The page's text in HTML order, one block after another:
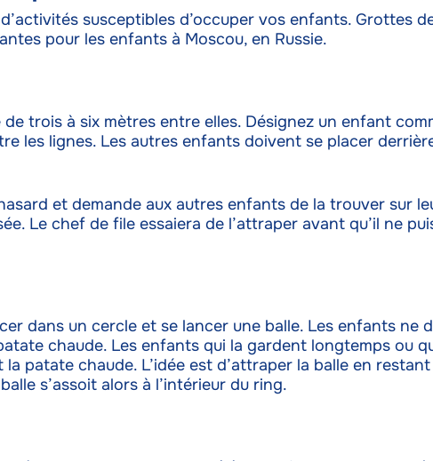
susceptibles d’occuper vos enfants. Grottes
pour les enfants à Moscou, en Russie.
trois à six mètres entre elles. Désignez un enfant
les lignes. Les autres enfants doivent se placer
et demande aux autres enfants de la trouver sur
Le chef de file essaiera de l’attraper avant qu’il ne
dans un cercle et se lancer une balle. Les enfants ne
chaude. Les enfants qui la gardent longtemps ou
patate chaude. L’idée est d’attraper la balle en
s’assoit alors à l’intérieur du ring.